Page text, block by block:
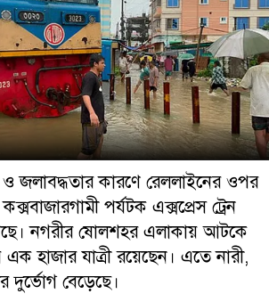
ও জলাবদ্ধতার কারণে রেললাইনের ওপর
পর্যটক এক্সপ্রেস ট্রেন
নগরীর ষোলশহর এলাকায় আটকে
এক হাজার যাত্রী রয়েছেন। এতে নারী,
দুর্ভোগ বেড়েছে।